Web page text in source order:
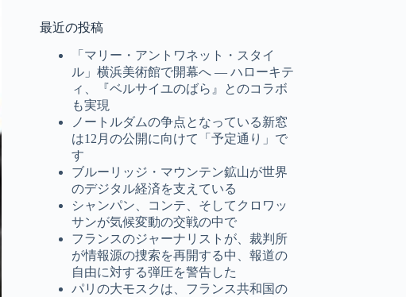
最近の投稿
「マリー・アントワネット・スタイ
ル」横浜美術館で開幕へ ― ハローキテ
ィ、『ベルサイユのばら』とのコラボ
も実現
ノートルダムの争点となっている新窓
は12月の公開に向けて「予定通り」で
す
ブルーリッジ・マウンテン鉱山が世界
のデジタル経済を支えている
シャンパン、コンテ、そしてクロワッ
サンが気候変動の交戦の中で
フランスのジャーナリストが、裁判所
が情報源の捜索を再開する中、報道の
自由に対する弾圧を警告した
パリの大モスクは、フランス共和国の